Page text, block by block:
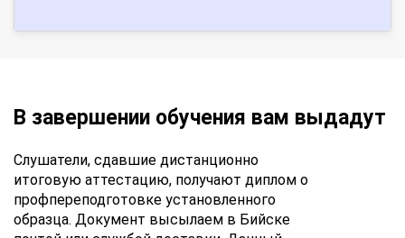
В завершении обучения вам выдадут
Слушатели, сдавшие дистанционно
итоговую аттестацию, получают диплом о
профпереподготовке установленного
образца. Документ высылаем в Бийске